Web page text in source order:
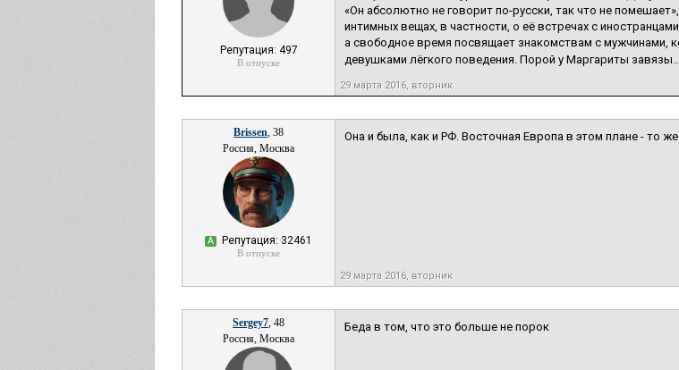
Репутация: 497
В отпуске
«Он абсолютно не говорит по-русски, так что не
интимных вещах, в частности, о её встречах с
а свободное время посвящает знакомствам с мужчинами,
девушками лёгкого поведения. Порой у Маргариты
29 марта 2016, вторник
Brissen, 38
Россия, Москва
А Репутация: 32461
В отпуске
Она и была, как и РФ. Восточная Европа в этом плане - то
29 марта 2016, вторник
Sergey7, 48
Россия, Москва
Беда в том, что это больше не порок